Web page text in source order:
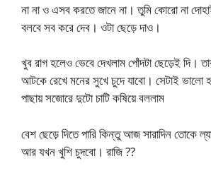
না না ও এসব করতে জানে না। তুমি কোরো না
বলবে সব করে দেব। ওটা ছেড়ে দাও।
খুব রাগ হলেও ভেবে দেখলাম পোঁদটা ছেড়েই দি।
আটকে রেখে মনের সুখে চুদে যাবো। সেটাই ভালো
পাছায় সজোরে দুটো চাটি কষিয়ে বললাম
বেশ ছেড়ে দিতে পারি কিন্তু আজ সারাদিন তোকে
আর যখন খুশি চুদবো। রাজি ??